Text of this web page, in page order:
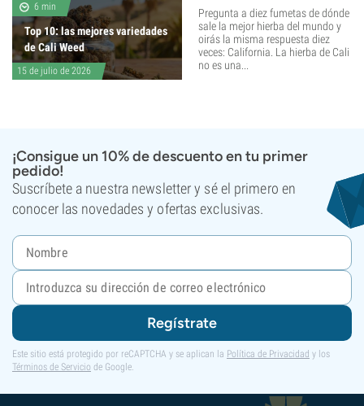
6 min
Top 10: las mejores variedades
de Cali Weed
15 de julio de 2026
Pregunta a diez fumetas de dónde
sale la mejor hierba del mundo y
oirás la misma respuesta diez
veces: California. La hierba de Cali
no es una...
¡Consigue un 10% de descuento en tu primer
pedido!
Suscríbete a nuestra newsletter y sé el primero en
conocer las novedades y ofertas exclusivas.
Regístrate
Este sitio está protegido por reCAPTCHA y se aplican la Política de Privacidad y los
Términos de Servicio de Google.